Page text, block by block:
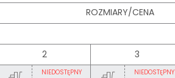
ROZMIARY/CENA
2 3
NIEDOSTĘPNY NIEDOSTĘPNY